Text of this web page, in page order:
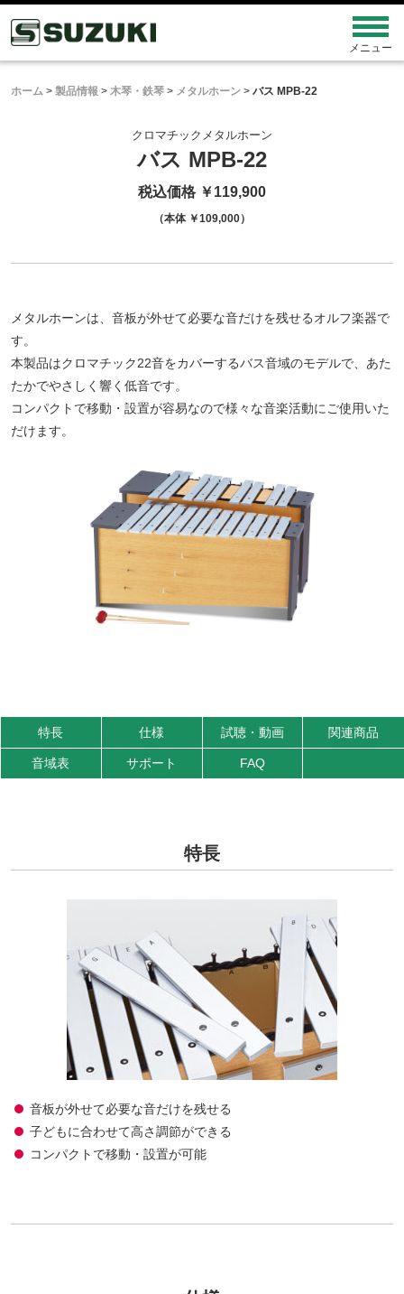
ホーム > 製品情報 > 木琴・鉄琴 > メタルホーン > バス MPB-22
クロマチックメタルホーン
バス MPB-22
税込価格 ￥119,900
（本体 ￥109,000）
メタルホーンは、音板が外せて必要な音だけを残せるオルフ楽器で
す。
本製品はクロマチック22音をカバーするバス音域のモデルで、あた
たかでやさしく響く低音です。
コンパクトで移動・設置が容易なので様々な音楽活動にご使用いた
だけます。
特長 仕様 試聴・動画 関連商品
音域表 サポート FAQ
特長
音板が外せて必要な音だけを残せる
子どもに合わせて高さ調節ができる
コンパクトで移動・設置が可能